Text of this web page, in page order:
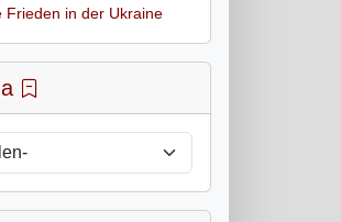
Frieden in der Ukraine